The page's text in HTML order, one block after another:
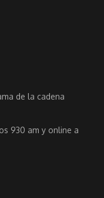
de la cadena
930 am y online a